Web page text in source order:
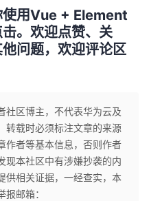
使用Vue + Element
。欢迎点赞、关
问题，欢迎评论区
社区博主，不代表华为云及
转载时必须标注文章的来源
作者等基本信息，否则作者
现本社区中有涉嫌抄袭的内
供相关证据，一经查实，本
邮箱：